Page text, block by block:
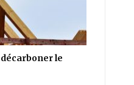
décarboner le